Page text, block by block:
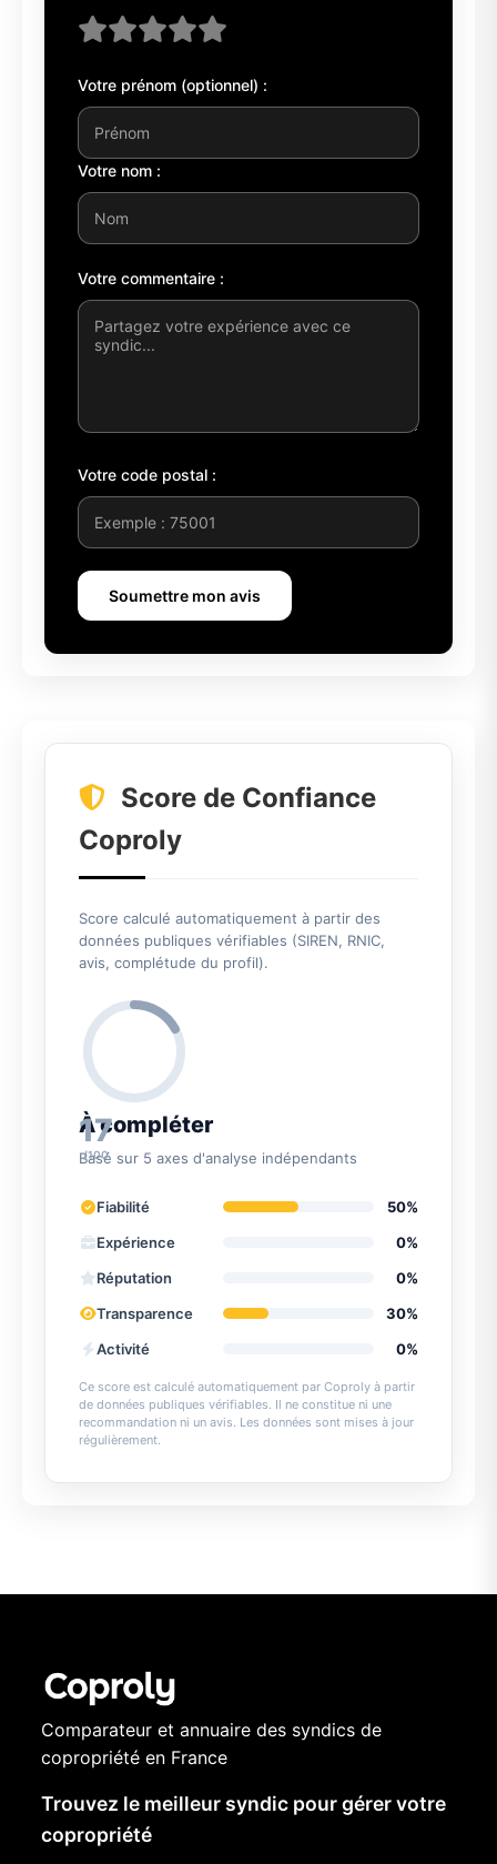
Votre prénom (optionnel) :
Votre nom :
Votre commentaire :
Votre code postal :
Soumettre mon avis
Score de Confiance
Coproly
Score calculé automatiquement à partir des
données publiques vérifiables (SIREN, RNIC,
avis, complétude du profil).
17
/100
À compléter
Basé sur 5 axes d'analyse indépendants
Fiabilité
50%
Expérience
0%
Réputation
0%
Transparence
30%
Activité
0%
Ce score est calculé automatiquement par Coproly à partir
de données publiques vérifiables. Il ne constitue ni une
recommandation ni un avis. Les données sont mises à jour
régulièrement.
Comparateur et annuaire des syndics de
copropriété en France
Trouvez le meilleur syndic pour gérer votre
copropriété